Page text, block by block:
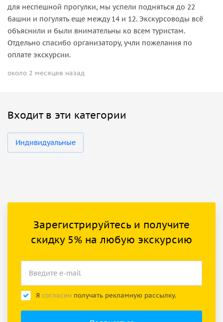
для неспешной прогулки, мы успели подняться до 22
башни и погулять еще между 14 и 12. Экскурсоводы всё
объяснили и были внимательны ко всем туристам.
Отдельно спасибо организатору, учли пожелания по
оплате экскурсии.
около 2 месяцев назад
Входит в эти категории
Индивидуальные
Зарегистрируйтесь и получите
скидку 5% на любую экскурсию
Я согласен получать рекламную рассылку.